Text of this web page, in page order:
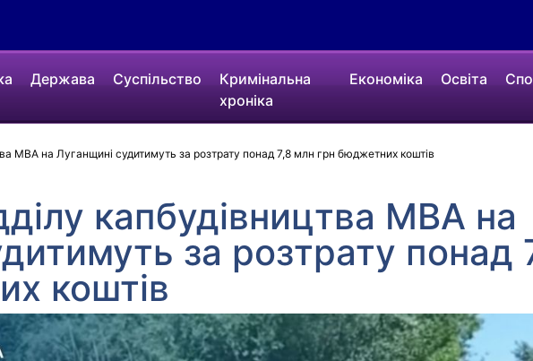
Держава Суспільство
Кримінальна
хроніка
Економіка Освіта
МВА на Луганщині судитимуть за розтрату понад 7,8 млн грн бюджетних коштів
капбудівництва МВА на
за розтрату понад
коштів